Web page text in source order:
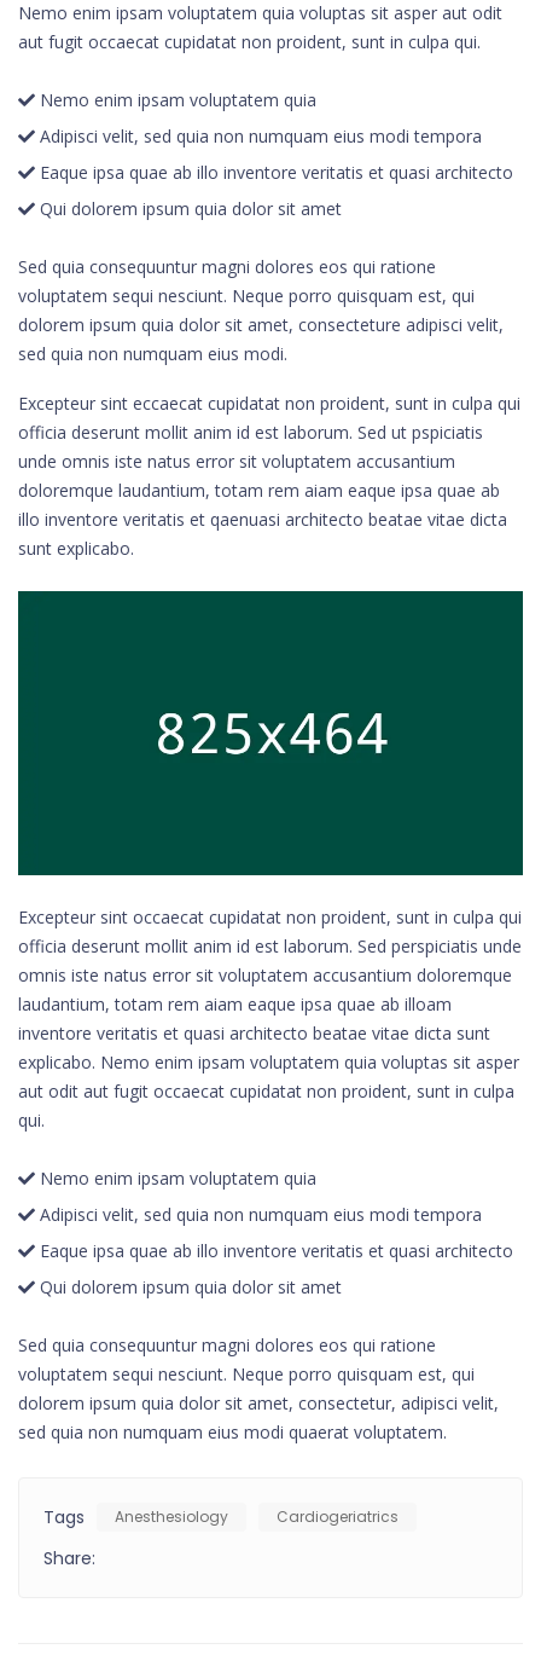
Nemo enim ipsam voluptatem quia voluptas sit asper aut odit
aut fugit occaecat cupidatat non proident, sunt in culpa qui.
Nemo enim ipsam voluptatem quia
Adipisci velit, sed quia non numquam eius modi tempora
Eaque ipsa quae ab illo inventore veritatis et quasi architecto
Qui dolorem ipsum quia dolor sit amet
Sed quia consequuntur magni dolores eos qui ratione
voluptatem sequi nesciunt. Neque porro quisquam est, qui
dolorem ipsum quia dolor sit amet, consecteture adipisci velit,
sed quia non numquam eius modi.
Excepteur sint eccaecat cupidatat non proident, sunt in culpa qui
officia deserunt mollit anim id est laborum. Sed ut pspiciatis
unde omnis iste natus error sit voluptatem accusantium
doloremque laudantium, totam rem aiam eaque ipsa quae ab
illo inventore veritatis et qaenuasi architecto beatae vitae dicta
sunt explicabo.
Excepteur sint occaecat cupidatat non proident, sunt in culpa qui
officia deserunt mollit anim id est laborum. Sed perspiciatis unde
omnis iste natus error sit voluptatem accusantium doloremque
laudantium, totam rem aiam eaque ipsa quae ab illoam
inventore veritatis et quasi architecto beatae vitae dicta sunt
explicabo. Nemo enim ipsam voluptatem quia voluptas sit asper
aut odit aut fugit occaecat cupidatat non proident, sunt in culpa
qui.
Nemo enim ipsam voluptatem quia
Adipisci velit, sed quia non numquam eius modi tempora
Eaque ipsa quae ab illo inventore veritatis et quasi architecto
Qui dolorem ipsum quia dolor sit amet
Sed quia consequuntur magni dolores eos qui ratione
voluptatem sequi nesciunt. Neque porro quisquam est, qui
dolorem ipsum quia dolor sit amet, consectetur, adipisci velit,
sed quia non numquam eius modi quaerat voluptatem.
Tags Anesthesiology Cardiogeriatrics
Share: